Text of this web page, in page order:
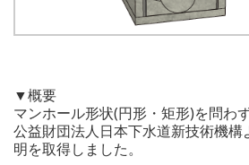
▼概要
マンホール形状(円形・矩形)を問わ
公益財団法人日本下水道新技術機構
明を取得しました。